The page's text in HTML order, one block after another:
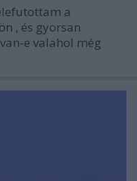
a
, és gyorsan
e valahol még